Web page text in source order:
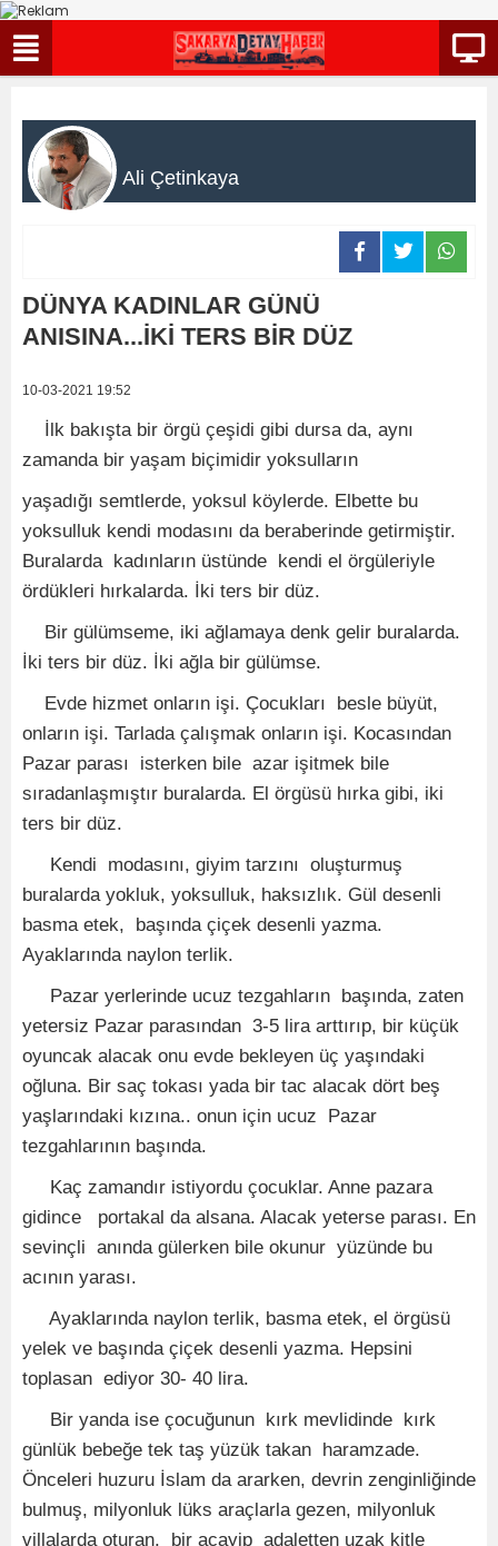
Ali Çetinkaya
DÜNYA KADINLAR GÜNÜ
ANISINA...İKİ TERS BİR DÜZ
10-03-2021 19:52
İlk bakışta bir örgü çeşidi gibi dursa da, aynı
zamanda bir yaşam biçimidir yoksulların
yaşadığı semtlerde, yoksul köylerde. Elbette bu
yoksulluk kendi modasını da beraberinde getirmiştir.
Buralarda kadınların üstünde kendi el örgüleriyle
ördükleri hırkalarda. İki ters bir düz.
Bir gülümseme, iki ağlamaya denk gelir buralarda.
İki ters bir düz. İki ağla bir gülümse.
Evde hizmet onların işi. Çocukları besle büyüt,
onların işi. Tarlada çalışmak onların işi. Kocasından
Pazar parası isterken bile azar işitmek bile
sıradanlaşmıştır buralarda. El örgüsü hırka gibi, iki
ters bir düz.
Kendi modasını, giyim tarzını oluşturmuş
buralarda yokluk, yoksulluk, haksızlık. Gül desenli
basma etek, başında çiçek desenli yazma.
Ayaklarında naylon terlik.
Pazar yerlerinde ucuz tezgahların başında, zaten
yetersiz Pazar parasından 3-5 lira arttırıp, bir küçük
oyuncak alacak onu evde bekleyen üç yaşındaki
oğluna. Bir saç tokası yada bir tac alacak dört beş
yaşlarındaki kızına.. onun için ucuz Pazar
tezgahlarının başında.
Kaç zamandır istiyordu çocuklar. Anne pazara
gidince portakal da alsana. Alacak yeterse parası. En
sevinçli anında gülerken bile okunur yüzünde bu
acının yarası.
Ayaklarında naylon terlik, basma etek, el örgüsü
yelek ve başında çiçek desenli yazma. Hepsini
toplasan ediyor 30- 40 lira.
Bir yanda ise çocuğunun kırk mevlidinde kırk
günlük bebeğe tek taş yüzük takan haramzade.
Önceleri huzuru İslam da ararken, devrin zenginliğinde
bulmuş, milyonluk lüks araçlarla gezen, milyonluk
villalarda oturan, bir acayip adaletten uzak kitle